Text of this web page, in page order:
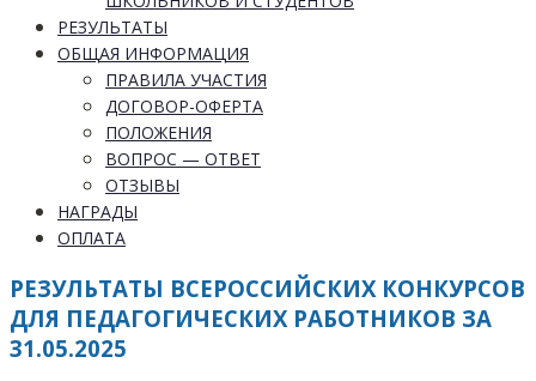
РЕЗУЛЬТАТЫ
ОБЩАЯ ИНФОРМАЦИЯ
ПРАВИЛА УЧАСТИЯ
ДОГОВОР-ОФЕРТА
ПОЛОЖЕНИЯ
ВОПРОС — ОТВЕТ
ОТЗЫВЫ
НАГРАДЫ
ОПЛАТА
РЕЗУЛЬТАТЫ ВСЕРОССИЙСКИХ КОНКУРСОВ
ДЛЯ ПЕДАГОГИЧЕСКИХ РАБОТНИКОВ ЗА
31.05.2025